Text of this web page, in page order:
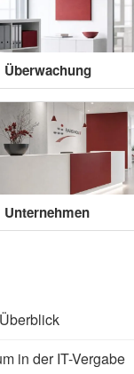
Überwachung
Unternehmen
in der IT-Vergabe